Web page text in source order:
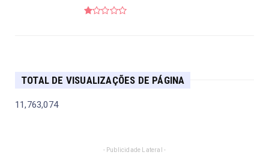
TOTAL DE VISUALIZAÇÕES DE PÁGINA
11,763,074
- Publicidade Lateral -